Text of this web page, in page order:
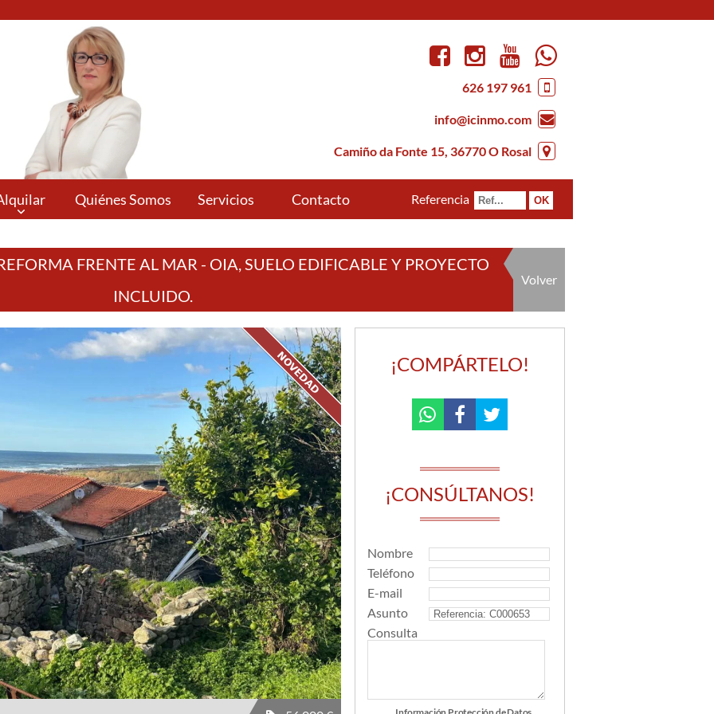
626 197 961
info@icinmo.com
Camiño da Fonte 15, 36770 O Rosal
Quiénes Somos Servicios Contacto Referencia
FRENTE AL MAR - OIA, SUELO EDIFICABLE Y PROYECTO
INCLUIDO.
Volver
¡COMPÁRTELO!
¡CONSÚLTANOS!
Nombre
Teléfono
E-mail
Asunto
Consulta